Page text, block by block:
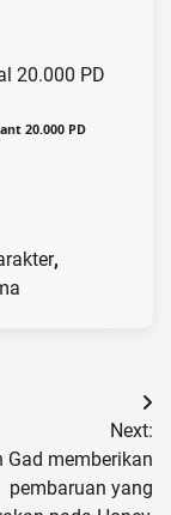
20.000 PD
,
Next:
Gad memberikan
pembaruan yang